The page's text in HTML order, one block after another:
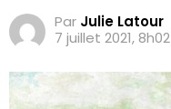
Par Julie Latour
7 juillet 2021, 8h02